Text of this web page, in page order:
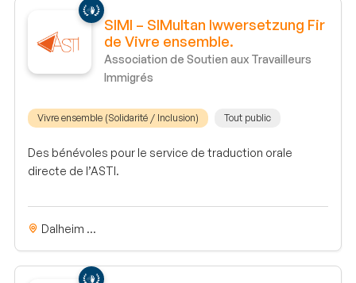
SIMI – SIMultan Iwwersetzung Fir
de Vivre ensemble.
Association de Soutien aux Travailleurs
Immigrés
Vivre ensemble (Solidarité / Inclusion) Tout public
Des bénévoles pour le service de traduction orale
directe de l’ASTI.
Dalheim ...